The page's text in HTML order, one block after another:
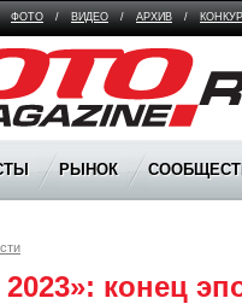
ФОТО / ВИДЕО / АРХИВ /
РЫНОК
2023»: конец